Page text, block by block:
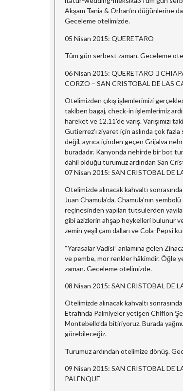
Akşam Tania & Orhan’ın düğünlerine
Geceleme otelimizde.
05 Nisan 2015: QUERETARO
Tüm gün serbest zaman. Geceleme
06 Nisan 2015: QUERETARO 
CORZO – SAN CRISTOBAL DE LAS
Otelimizden çıkış işlemlerimizi
takiben bagaj, check-in işlemlerimiz
hareket ve 12.11’de varış. Varışımızı
Gutierrez’ı ziyaret için aslında çok
değil, ayrıca içinden geçen Grijalva
buradadır. Kanyonda nehirde bir bot
dahil olduğu turumuz ardından San
07 Nisan 2015: SAN CRISTOBAL DE
Otelimizde alınacak kahvaltı
Juan Chamula’da. Chamula’nın
reçinesinden yapılan tütsülerden
gibi azizlerin ahşap heykelleri bulunur
zemin yeşil çam dalları ve Cola-Pepsi
“Yarasalar Vadisi” anlamına gelen
ve pembe, mor renkler hâkimdir. Öğle
zaman. Geceleme otelimizde.
08 Nisan 2015: SAN CRISTOBAL DE
Otelimizde alınacak kahvaltı
Etrafında Palmiyeler yetişen Chiflon
Montebello’da bitiriyoruz. Burada
görebileceğiz.
Turumuz ardından otelimize dönüş.
09 Nisan 2015: SAN CRISTOBAL DE
PALENQUE